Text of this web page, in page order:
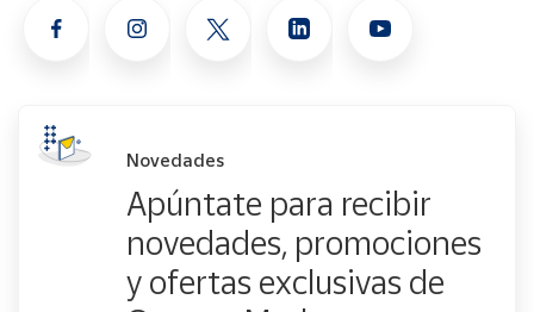
Novedades
Apúntate para recibir
novedades, promociones
y ofertas exclusivas de